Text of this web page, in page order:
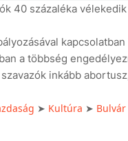
40 százaléka vélekedik
a többség
inkább
➤ Kultúra ➤ Bulvár